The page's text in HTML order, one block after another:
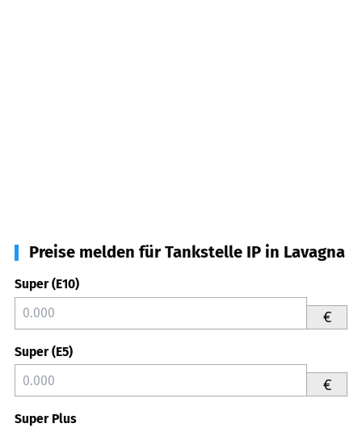
Preise melden für Tankstelle IP in Lavagna
Super (E10)
€
Super (E5)
€
Super Plus